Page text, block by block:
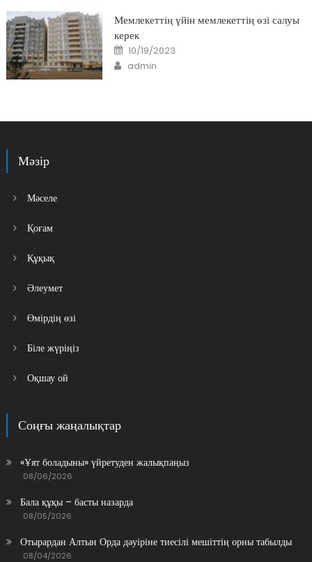
Мемлекеттің үйін мемлекеттің өзі салуы
керек
Posted
on
10/19/2023
Author
admin
Мәзір
Мәселе
Қоғам
Құқық
Әлеумет
Өмірдің өзі
Біле жүріңіз
Оқшау ой
Соңғы жаңалықтар
«Ұят боладыны» үйретуден жалықпаңыз
08/06/2026
Бала құқы – басты назарда
08/05/2026
Отырардан Алтын Орда дәуіріне тиесілі мешіттің орны табылды
08/04/2026